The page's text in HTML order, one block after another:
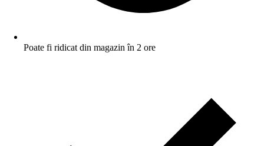
Poate fi ridicat din magazin în 2 ore